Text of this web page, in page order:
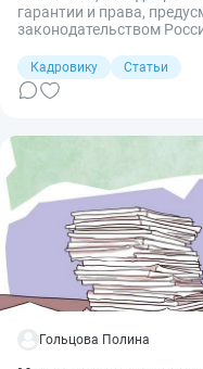
гарантии и права,
законодательством
ситуациях. Давайте
сотрудников и
штата работников в
Кадровику
Статьи
Гольцова Полина